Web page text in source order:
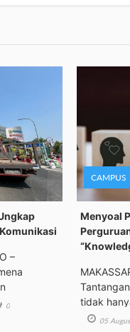
–
0
CAMPUS
Menyoal
tidak
05